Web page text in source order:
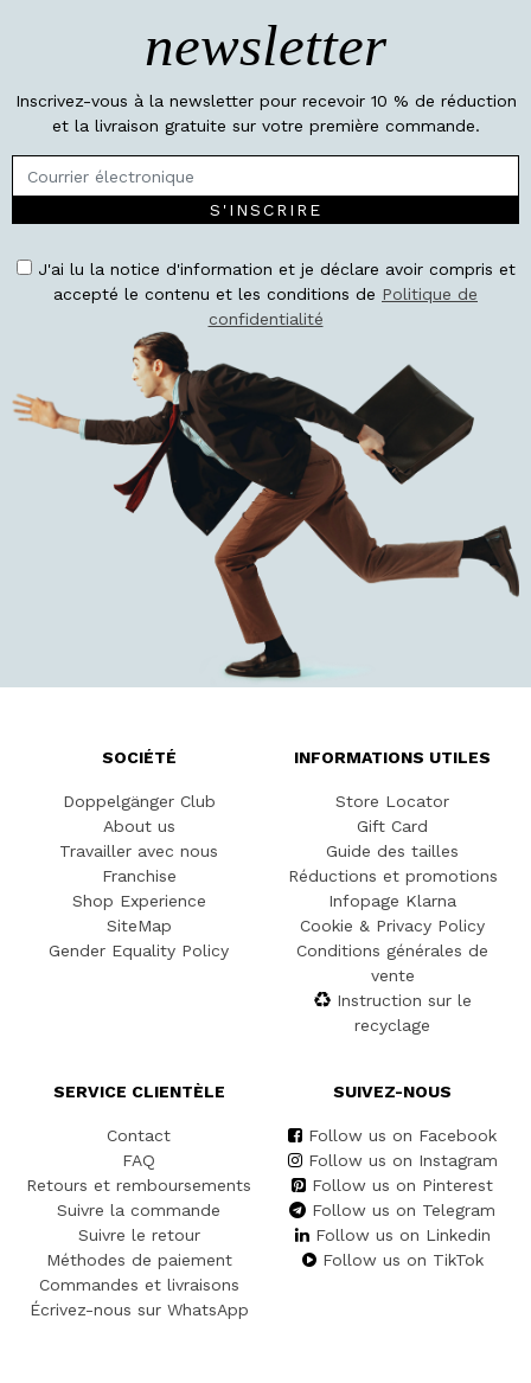
newsletter
Inscrivez-vous à la newsletter pour recevoir 10 % de réduction
et la livraison gratuite sur votre première commande.
S'INSCRIRE
J'ai lu la notice d'information et je déclare avoir compris et
accepté le contenu et les conditions de Politique de
confidentialité
SOCIÉTÉ
Doppelgänger Club
About us
Travailler avec nous
Franchise
Shop Experience
SiteMap
Gender Equality Policy
INFORMATIONS UTILES
Store Locator
Gift Card
Guide des tailles
Réductions et promotions
Infopage Klarna
Cookie & Privacy Policy
Conditions générales de
vente
Instruction sur le
recyclage
SERVICE CLIENTÈLE
Contact
FAQ
Retours et remboursements
Suivre la commande
Suivre le retour
Méthodes de paiement
Commandes et livraisons
Écrivez-nous sur WhatsApp
SUIVEZ-NOUS
Follow us on Facebook
Follow us on Instagram
Follow us on Pinterest
Follow us on Telegram
Follow us on Linkedin
Follow us on TikTok